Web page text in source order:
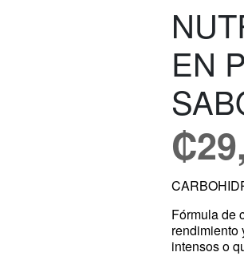
EN
₡
Fórmula de
rendimiento
intensos o